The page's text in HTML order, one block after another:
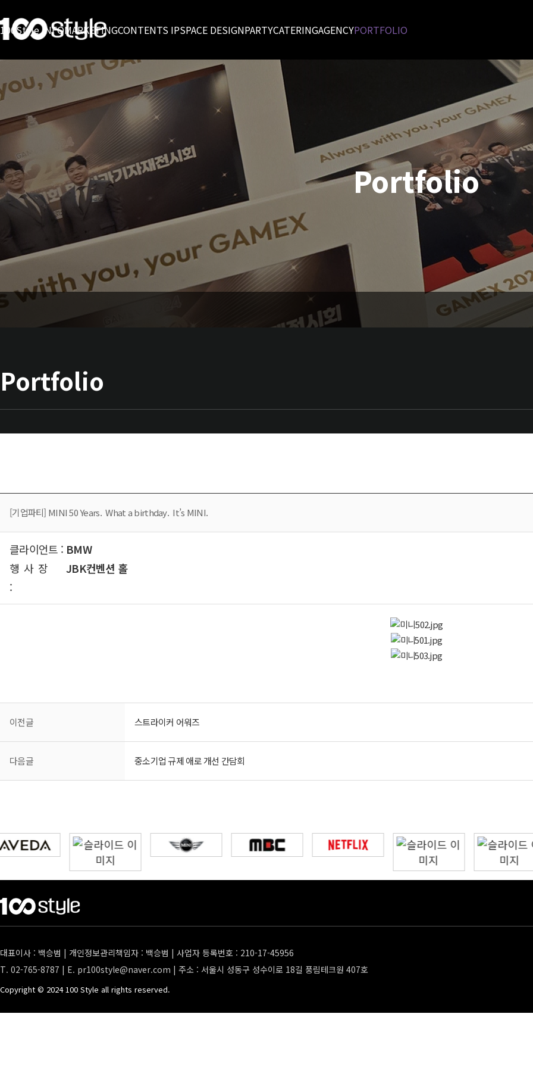
100Style INFOMARKETINGCONTENTS IPSPACE DESIGNPARTYCATERINGAGENCYPORTFOLIO
Portfolio
Portfolio
[기업파티] MINI 50 Years. What a birthday. It’s MINI.
클라이언트 : BMW
행사장
:
JBK컨벤션 홀
이전글 스트라이커 어워즈
다음글 중소기업 규제 애로 개선 간담회
대표이사 : 백승범 | 개인정보관리책임자 : 백승범 | 사업자 등록번호 : 210-17-45956
T. 02-765-8787 | E. pr100style@naver.com | 주소 : 서울시 성동구 성수이로 18길 풍림테크원 407호
Copyright © 2024 100 Style all rights reserved.